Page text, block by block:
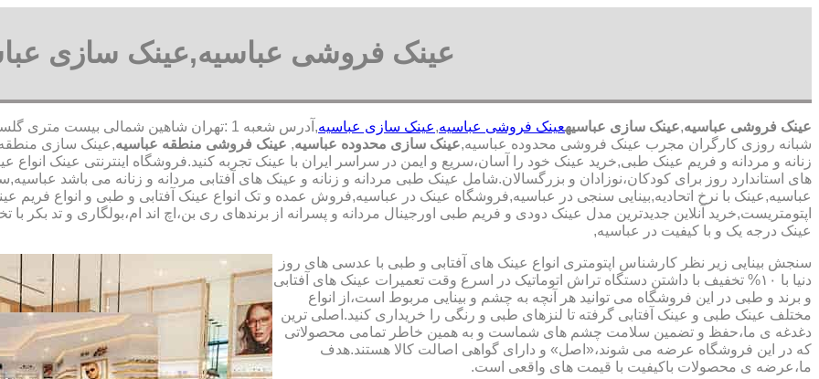
عینک فروشی عباسیه,عینک سازی
عینک فروشی عباسیه,عینک سازی عباسیهعینک فروشی عباسیه,عینک سازی عباسیه
شبانه روزی کارگران مجرب عینک فروشی محدوده عباسیه,عینک سازی محدوده عباسیه, عینک فروشی منطقه عباسیه,عینک سازی
زنانه و مردانه و فریم عینک طبی,خرید عینک خود را آسان،سریع و ایمن در سراسر ایران با عینک تجربه کنید.فروشگاه اینترنتی عینک
های استاندارد روز برای کودکان،نوزادان و بزرگسالان.شامل عینک طبی مردانه و زنانه و عینک های آفتابی مردانه و زنانه می باشد
عباسیه,عینک با نرخ اتحادیه,بینایی سنجی در عباسیه,فروشگاه عینک در عباسیه,فروش عمده و تک انواع عینک آفتابی و طبی و انواع فریم
اپتومتریست,خرید آنلاین جدیدترین مدل عینک دودی و فریم طبی اورجینال مردانه و پسرانه از برندهای ری بن،اچ اند ام،بولگاری و تد بکر
عینک درجه یک و با کیفیت در عباسیه,
سنجش بینایی زیر نظر کارشناس اپتومتری انواع عینک های آفتابی و طبی با عدسی های روز
دنیا با ۱۰% تخفیف با داشتن دستگاه تراش اتوماتیک در اسرع وقت تعمیرات عینک های آفتابی
و برند و طبی در این فروشگاه می توانید هر آنچه به چشم و بینایی مربوط است،از انواع
مختلف عینک طبی و عینک آفتابی گرفته تا لنزهای طبی و رنگی را خریداری کنید.اصلی ترین
دغدغه ی ما،حفظ و تضمین سلامت چشم های شماست و به همین خاطر تمامی محصولاتی
که در این فروشگاه عرضه می شوند،«اصل» و دارای گواهی اصالت کالا هستند.هدف
ما،عرضه ی محصولات باکیفیت با قیمت های واقعی است.